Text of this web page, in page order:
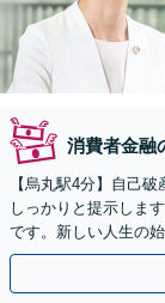
消費者金融
【烏丸駅4分】自己
しっかりと提示しま
です。新しい人生の
らサポートします【